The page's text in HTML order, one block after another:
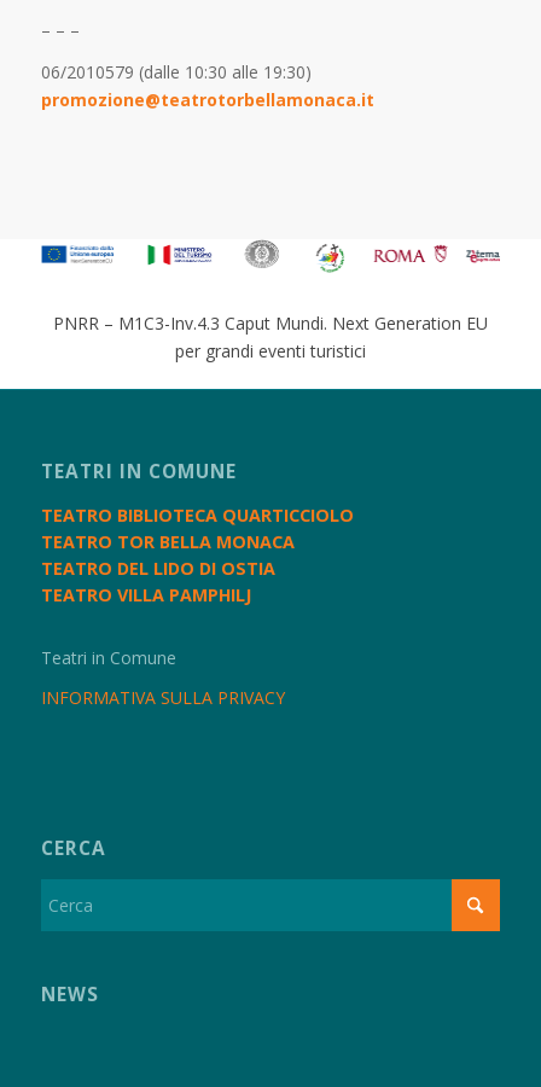
– – –
06/2010579 (dalle 10:30 alle 19:30)
promozione@teatrotorbellamonaca.it
PNRR – M1C3-Inv.4.3 Caput Mundi. Next Generation EU
per grandi eventi turistici
TEATRI IN COMUNE
TEATRO BIBLIOTECA QUARTICCIOLO
TEATRO TOR BELLA MONACA
TEATRO DEL LIDO DI OSTIA
TEATRO VILLA PAMPHILJ
Teatri in Comune
INFORMATIVA SULLA PRIVACY
CERCA
NEWS